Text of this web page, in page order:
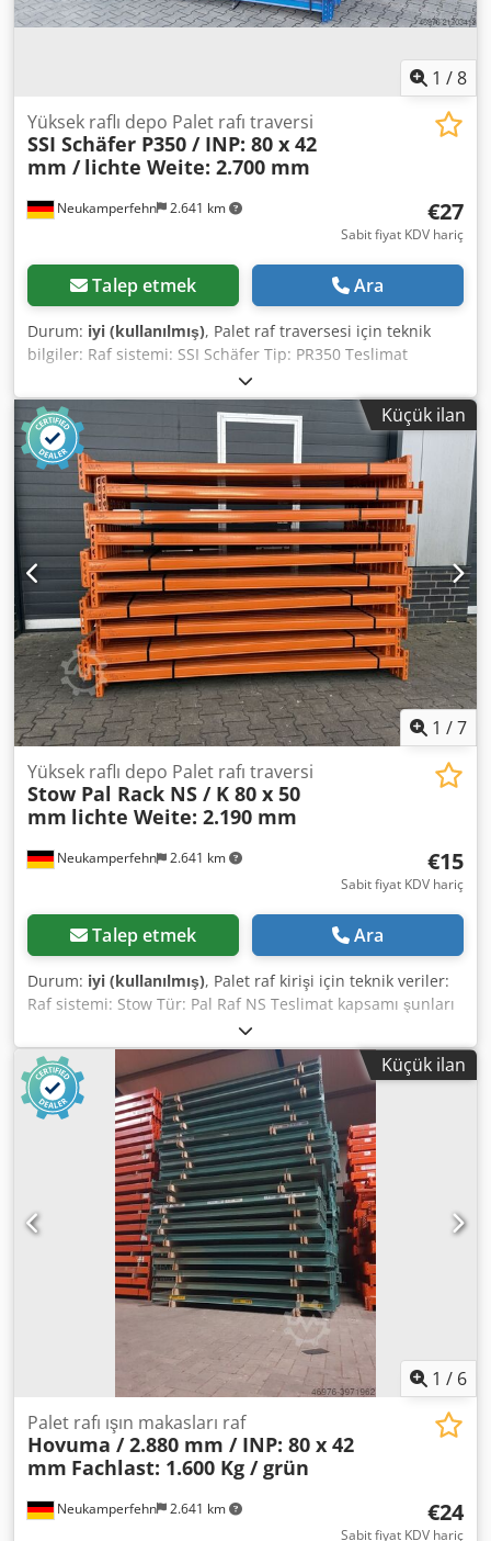
edilebilir.
1 /8
Neukamperfehn 2.641 km
Yüksek raflı depo Palet rafı traversi
SSI Schäfer P350 / INP: 80 x 42
mm / lichte Weite: 2.700 mm
€27
Sabit fiyat KDV hariç
Talep etmek Ara
Durum: iyi (kullanılmış), Palet raf traversesi için teknik
bilgiler: Raf sistemi: SSI Schäfer Tip: PR350 Teslimat
kapsamına dahil olanlar: 01x Palet raf traversesi,
kullanılmış Malzeme rengi: mavi Travers tipi: TRN1-270-08-
l INP profil: 80 x 42 mm Askı: 5 HK (kanca) Net açıklık: 2.700
mm 02x Emniyet pimleri, kullanılmış Yapı: tamamen
galvanizli Uzunlamasına traverslerin istenmeden
kaldırılmasına karşı güvenlik amacıyla Dsdpfjy Am Dzjx
Apcsck Firmamızdaki iletişim yetkilileriniz: Bay Andre
Evering Bay Mario Klöver Bay Falk Deutsch Ürünle ilgili
genel bilgiler: Bu ürün yalnızca elden teslim alınabilir.
Bunun dışında talep edilen taşıma veya gönderim için ek
maliyetler ortaya çıkar; bu maliyetler teslimat yeri veya
kapsamına göre tarafımızdan ayrıca öğrenilebilir.
Küçük ilan
1 /7
Neukamperfehn 2.641 km
Yüksek raflı depo Palet rafı traversi
Stow Pal Rack NS / K 80 x 50
mm lichte Weite: 2.190 mm
€15
Sabit fiyat KDV hariç
Talep etmek Ara
Durum: iyi (kullanılmış), Palet raf kirişi için teknik veriler:
Raf sistemi: Stow Tür: Pal Raf NS Teslimat kapsamı şunları
içerir: 01x palet raf kirişi, kullanılmış Malzeme rengi: RAL
2004 turuncu Kutu profili: 80 x 50 mm Truss tipi: PNB0488
Toka: 4 HK (kancalar) net genişlik: 2.190 mm en fazla. kiriş
çifti başına yük Sabit dağıtılmış yükte 1.000 kg 02x kilitleme
pimleri, kullanılmış Versiyon: komple galvanizli
Uzunlamasına kirişleri sabitlemek için istem dışı
kaldırmaya karşı Şirketimizdeki irtibat kişileriniz: Bay:
Andre Evering Bay: Mario Klöver Bay: Falk Almanca
Dcsdpewaap Ssfx Apcjk Makale hakkında genel bilgi: Bu
ürün yalnızca teslim alınabilir. Talep edilen herhangi bir ek
nakliye veya bu makalenin gönderilmesi ek maliyetlerle
ilişkilidir ve bu maliyetler ayrı olarak tahsil edilecektir
Teslimat yerine veya teslimat kapsamına bağlı olarak
Küçük ilan
1 / 6
Neukamperfehn 2.641 km
Palet rafı ışın makasları raf
Hovuma / 2.880 mm / INP: 80 x 42
mm Fachlast: 1.600 Kg / grün
€24
Sabit fiyat KDV hariç